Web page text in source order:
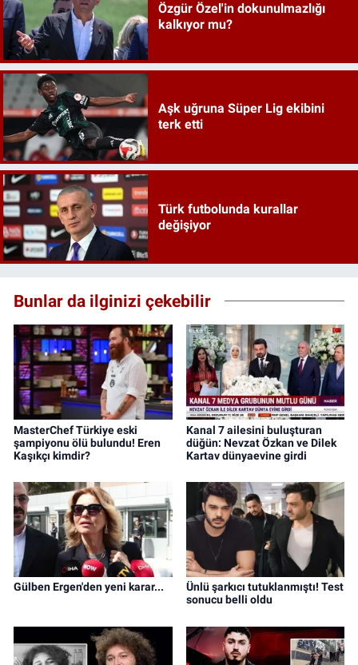
Özgür Özel'in dokunulmazlığı
kalkıyor mu?
Aşk uğruna Süper Lig ekibini
terk etti
Türk futbolunda kurallar
değişiyor
Bunlar da ilginizi çekebilir
MasterChef Türkiye eski
şampiyonu ölü bulundu! Eren
Kaşıkçı kimdir?
Kanal 7 ailesini buluşturan
düğün: Nevzat Özkan ve Dilek
Kartav dünyaevine girdi
Gülben Ergen'den yeni karar...
Ünlü şarkıcı tutuklanmıştı! Test
sonucu belli oldu